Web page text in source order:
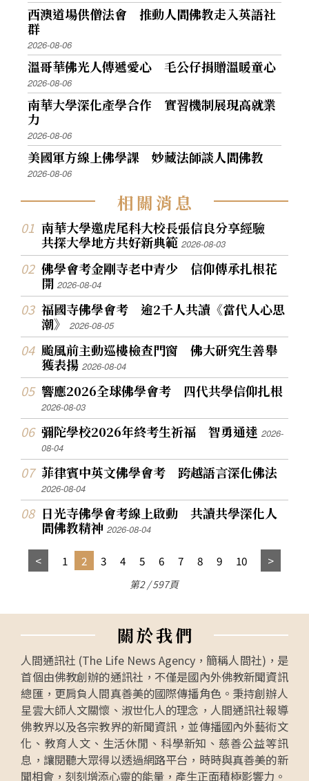
西澳道場供僧法會 推動人間佛教走入英語社
群
2026-08-06
溫哥華佛光人傳遞愛心 毛公仔捐贈溫暖童心
2026-08-06
南華大學深化產學合作 實習機制展現高就業
力
2026-08-06
美國軍方線上佛學課 妙藏法師談人間佛教
2026-08-06
相關消息
南華大學邀虎尾科大校長張信良分享經驗
共探大學地方共好新典範2026-08-03
佛學會考金剛寺老中青少 信仰傳承扎根花
開2026-08-04
福國寺佛學會考 逾2千人共讀《當代人心思
潮》2026-08-05
颱風前主動巡樓檢查門窗 佛大研究生善舉
獲表揚2026-08-04
響應2026全球佛學會考 四代共學信仰扎根
2026-08-03
彌陀學校2026年終考生祈福 智勇通達2026-
08-04
菲律賓中英文佛學會考 跨越語言深化佛法
2026-08-04
日光寺佛學會考線上啟動 共讀共學深化人
間佛教精神2026-08-04
1 2 3 4 5 6 7 8 9 10
第2 / 597頁
關於我們
人間通訊社 (The Life News Agency，簡稱人間社)，是
首個由佛教創辦的通訊社，不僅是國內外佛教新聞資訊
總匯，更肩負人間真善美的國際傳播角色。秉持創辦人
星雲大師人文關懷、淑世化人的理念，人間通訊社報導
佛教界以及各宗教界的新聞資訊，並傳播國內外藝術文
化、教育人文、生活休閒、科學新知、慈善公益等訊
息，讓閱聽大眾得以透過網路平台，時時與真善美的新
聞相會，刻刻增添心靈的能量，產生正面積極影響力。